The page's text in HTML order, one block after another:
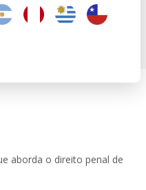
aborda o direito penal de